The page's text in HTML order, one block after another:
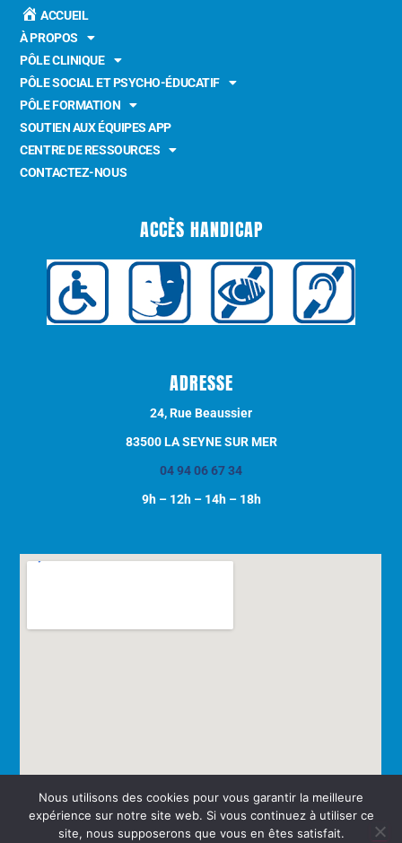
ACCUEIL
À PROPOS
PÔLE CLINIQUE
PÔLE SOCIAL ET PSYCHO-ÉDUCATIF
PÔLE FORMATION
SOUTIEN AUX ÉQUIPES APP
CENTRE DE RESSOURCES
CONTACTEZ-NOUS
ACCÈS HANDICAP
ADRESSE
24, Rue Beaussier
83500 LA SEYNE SUR MER
04 94 06 67 34
9h – 12h – 14h – 18h
Nous utilisons des cookies pour vous garantir la meilleure
expérience sur notre site web. Si vous continuez à utiliser ce
site, nous supposerons que vous en êtes satisfait.